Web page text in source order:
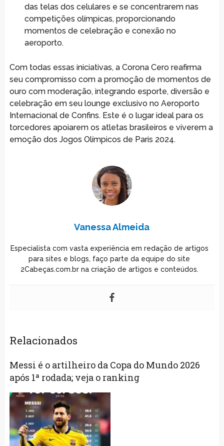
das telas dos celulares e se concentrarem nas
competições olímpicas, proporcionando
momentos de celebração e conexão no
aeroporto.
Com todas essas iniciativas, a Corona Cero reafirma
seu compromisso com a promoção de momentos de
ouro com moderação, integrando esporte, diversão e
celebração em seu lounge exclusivo no Aeroporto
Internacional de Confins. Este é o lugar ideal para os
torcedores apoiarem os atletas brasileiros e viverem a
emoção dos Jogos Olímpicos de Paris 2024.
Vanessa Almeida
Especialista com vasta experiência em redação de artigos
para sites e blogs, faço parte da equipe do site
2Cabeças.com.br na criação de artigos e conteúdos.
Relacionados
Messi é o artilheiro da Copa do Mundo 2026
após 1ª rodada; veja o ranking